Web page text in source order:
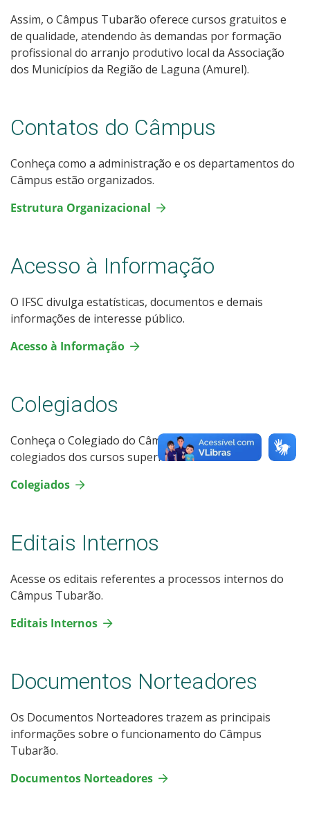
Assim, o Câmpus Tubarão oferece cursos gratuitos e
de qualidade, atendendo às demandas por formação
profissional do arranjo produtivo local da Associação
dos Municípios da Região de Laguna (Amurel).
Contatos do Câmpus
Conheça como a administração e os departamentos do
Câmpus estão organizados.
Estrutura Organizacional
Acesso à Informação
O IFSC divulga estatísticas, documentos e demais
informações de interesse público.
Acesso à Informação
Colegiados
Conheça o Colegiado do Câmpus Tubarão e os
colegiados dos cursos superiores.
Colegiados
Editais Internos
Acesse os editais referentes a processos internos do
Câmpus Tubarão.
Editais Internos
Documentos Norteadores
Os Documentos Norteadores trazem as principais
informações sobre o funcionamento do Câmpus
Tubarão.
Documentos Norteadores